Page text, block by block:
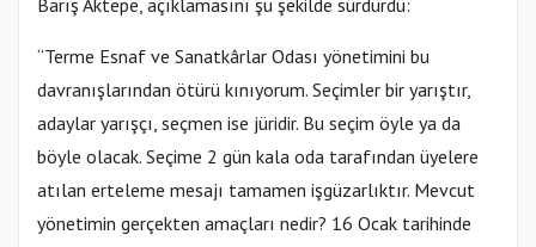
Barış Aktepe, açıklamasını şu şekilde sürdürdü:
“Terme Esnaf ve Sanatkârlar Odası yönetimini bu
davranışlarından ötürü kınıyorum. Seçimler bir yarıştır,
adaylar yarışçı, seçmen ise jüridir. Bu seçim öyle ya da
böyle olacak. Seçime 2 gün kala oda tarafından üyelere
atılan erteleme mesajı tamamen işgüzarlıktır. Mevcut
yönetimin gerçekten amaçları nedir? 16 Ocak tarihinde